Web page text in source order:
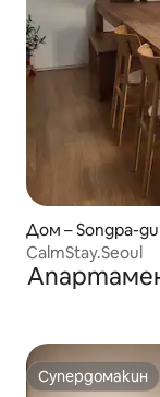
Дом – Songpa-gu
CalmStay.Seoul
Супердомакин
Супердомакин